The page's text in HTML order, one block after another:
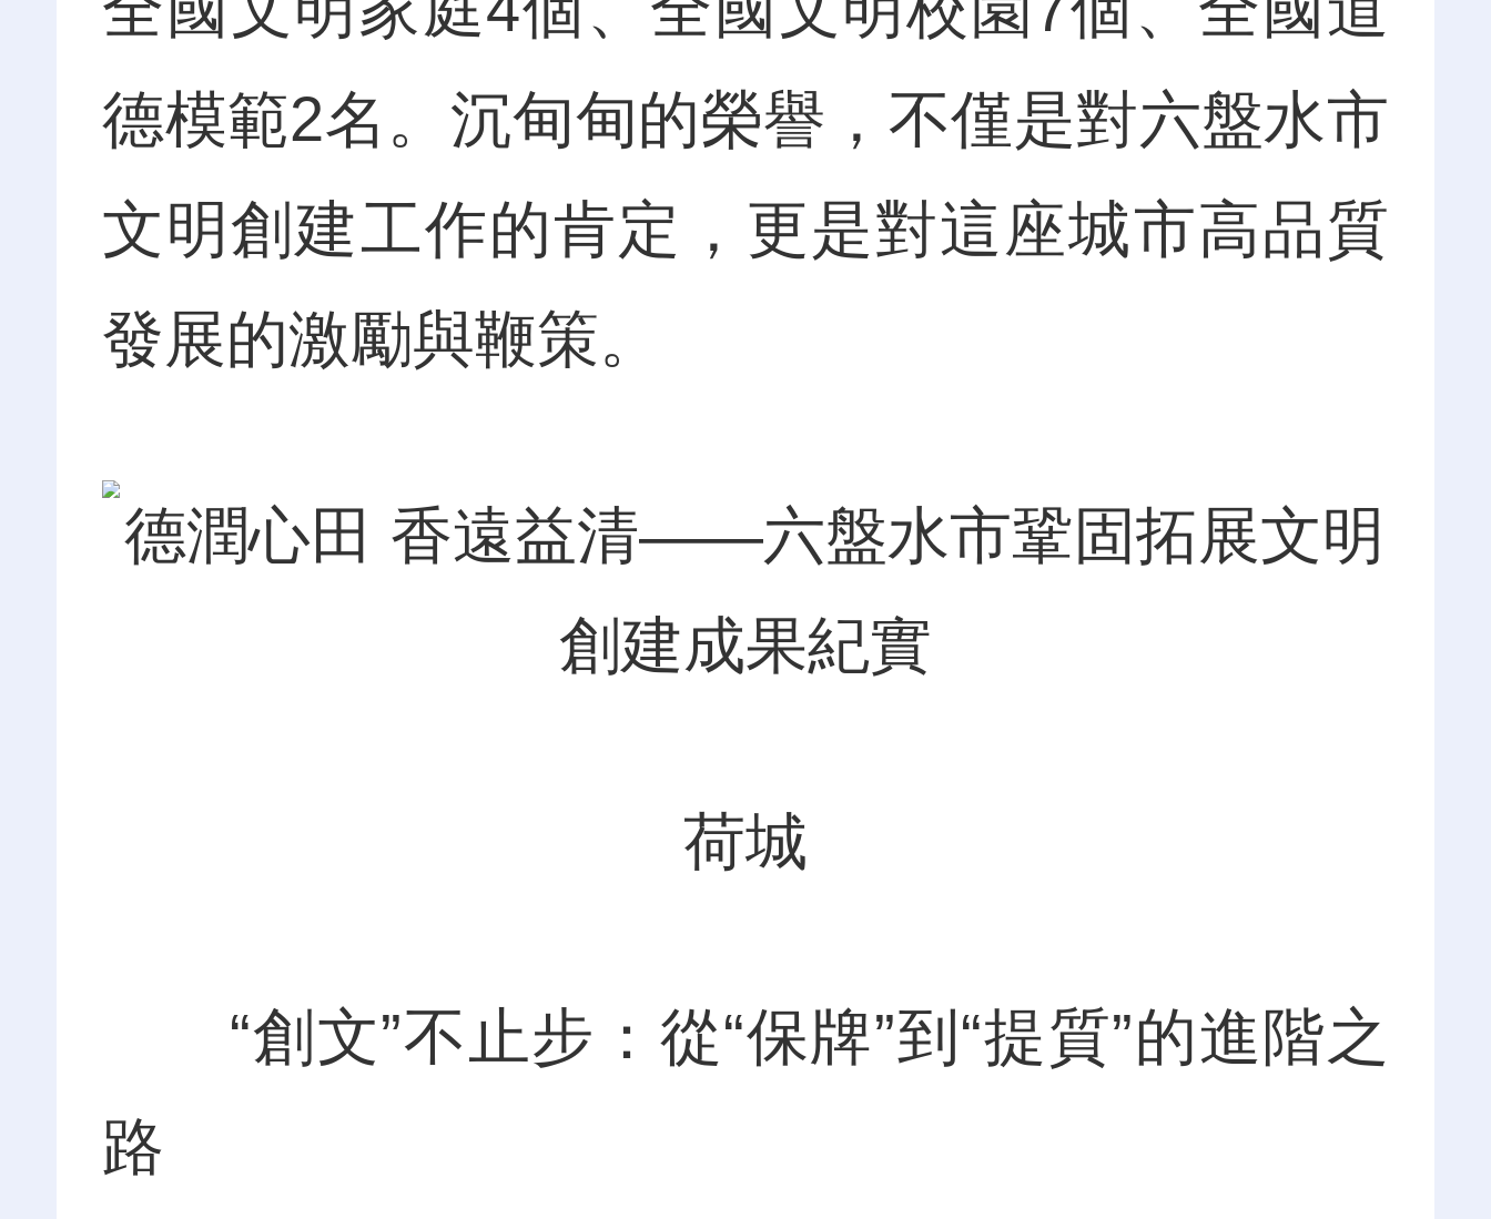
德模範2名。沉甸甸的榮譽，不僅是對六盤水市
文明創建工作的肯定，更是對這座城市高品質
發展的激勵與鞭策。
荷城
“創文”不止步：從“保牌”到“提質”的進階之
路